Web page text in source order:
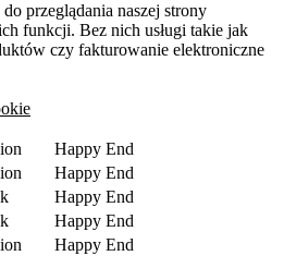
przeglądania naszej strony
funkcji. Bez nich usługi takie jak
czy fakturowanie elektroniczne
Happy End
Happy End
Happy End
Happy End
Happy End